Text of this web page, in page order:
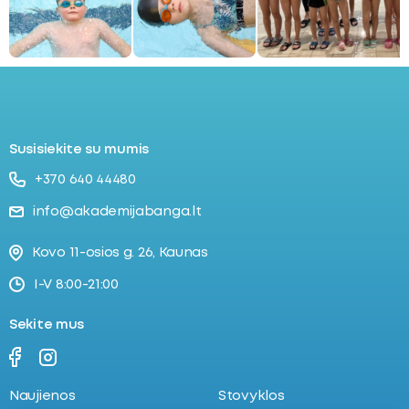
Susisiekite su mumis
+370 640 44480
info@akademijabanga.lt
Kovo 11-osios g. 26, Kaunas
I-V 8:00-21:00
Sekite mus
Naujienos Stovyklos